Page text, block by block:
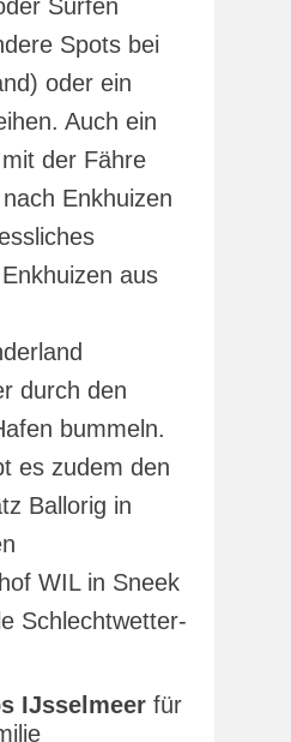
Surfen
Spots bei
oder ein
Auch ein
der Fähre
Enkhuizen
aus
durch den
bummeln.
es zudem den
Ballorig in
WIL in Sneek
Schlechtwetter-
IJsselmeer für